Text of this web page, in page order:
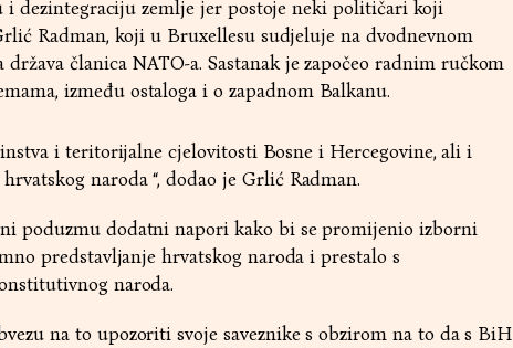
dezintegraciju zemlje jer postoje neki političari koji
Radman, koji u Bruxellesu sudjeluje na dvodnevnom
članica NATO-a. Sastanak je započeo radnim ručkom
između ostaloga i o zapadnom Balkanu.
i teritorijalne cjelovitosti Bosne i Hercegovine, ali i
naroda “, dodao je Grlić Radman.
poduzmu dodatni napori kako bi se promijenio izborni
predstavljanje hrvatskog naroda i prestalo s
naroda.
na to upozoriti svoje saveznike s obzirom na to da s BiH